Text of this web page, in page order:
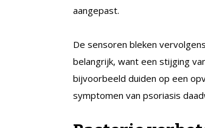
aangepast.
De sensoren bleken
belangrijk, want een stijging
bijvoorbeeld duiden op een
symptomen van psoriasis